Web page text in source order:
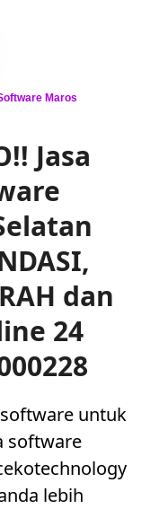
Maros
Jasa
dan
24
untuk
software
lebih